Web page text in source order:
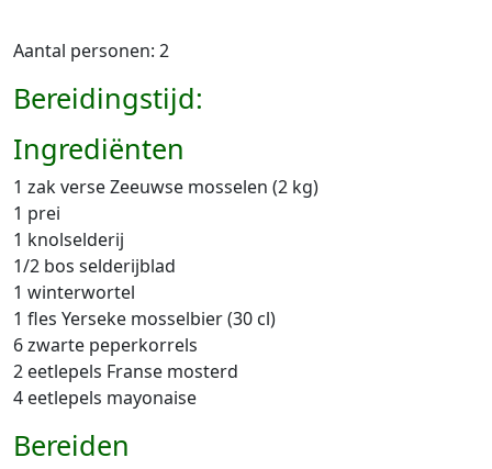
Aantal personen: 2
Bereidingstijd:
Ingrediënten
1 zak verse Zeeuwse mosselen (2 kg)
1 prei
1 knolselderij
1/2 bos selderijblad
1 winterwortel
1 fles Yerseke mosselbier (30 cl)
6 zwarte peperkorrels
2 eetlepels Franse mosterd
4 eetlepels mayonaise
Bereiden